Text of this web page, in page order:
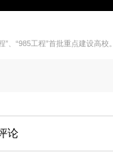
、“985工程”首批重点建设高校。
论